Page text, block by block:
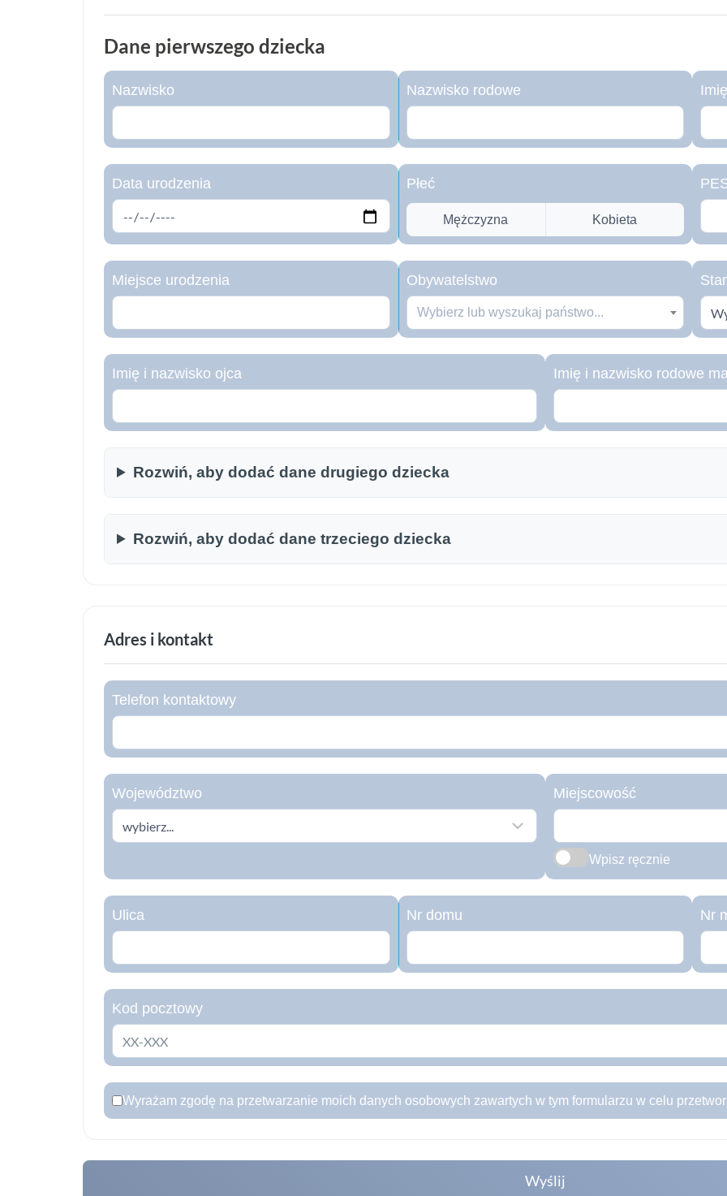
Dane pierwszego dziecka
Nazwisko Nazwisko rodowe Imię
Data urodzenia Płeć
Mężczyzna Kobieta
Miejsce urodzenia Obywatelstwo
Wybierz lub wyszukaj państwo...
Imię i nazwisko ojca Imię i nazwisko rodowe
Rozwiń, aby dodać dane drugiego dziecka
Rozwiń, aby dodać dane trzeciego dziecka
Adres i kontakt
Telefon kontaktowy
Województwo Miejscowość
Wpisz ręcznie
Ulica Nr domu Nr
Kod pocztowy
Wyrażam zgodę na przetwarzanie moich danych osobowych zawartych w tym formularzu w celu
Wyślij